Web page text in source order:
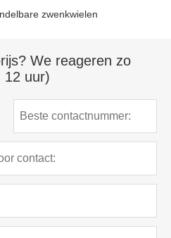
zwenkwielen
We reageren zo
12 uur)